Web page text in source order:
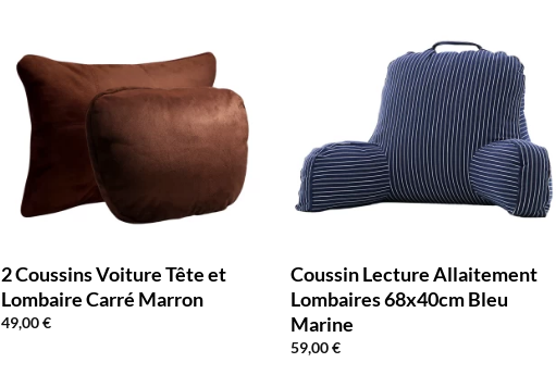
2 Coussins Voiture Tête et
Lombaire Carré Marron
49,00€
Coussin Lecture Allaitement
Lombaires 68x40cm Bleu
Marine
59,00€